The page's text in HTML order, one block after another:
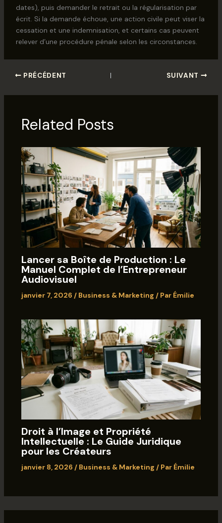
dates), puis demander le retrait ou la régularisation par
écrit. Si la demande échoue, une action civile peut viser la
cessation et une indemnisation, et certains cas peuvent
relever d’une procédure pénale selon les circonstances.
PRÉCÉDENT SUIVANT
Related Posts
Lancer sa Boîte de Production : Le
Manuel Complet de l’Entrepreneur
Audiovisuel
janvier 7, 2026 / Business & Marketing / Par Émilie
Droit à l’Image et Propriété
Intellectuelle : Le Guide Juridique
pour les Créateurs
janvier 8, 2026 / Business & Marketing / Par Émilie